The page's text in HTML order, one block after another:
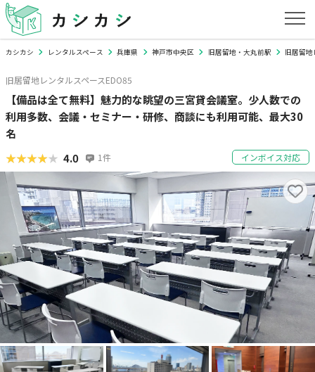
カシカシ レンタルスペース 兵庫県 神戸市中央区 旧居留地・大丸前駅 旧居留地
旧居留地レンタルスペースEDO85
【備品は全て無料】魅力的な眺望の三宮貸会議室。少人数での
利用多数、会議・セミナー・研修、商談にも利用可能、最大30
名
★★★★★
★★★★★ 4.0 1件 インボイス対応